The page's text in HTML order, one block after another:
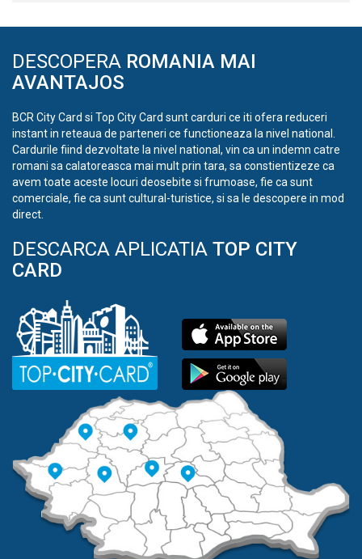
DESCOPERA ROMANIA MAI
AVANTAJOS
BCR City Card si Top City Card sunt carduri ce iti ofera reduceri
instant in reteaua de parteneri ce functioneaza la nivel national.
Cardurile fiind dezvoltate la nivel national, vin ca un indemn catre
romani sa calatoreasca mai mult prin tara, sa constientizeze ca
avem toate aceste locuri deosebite si frumoase, fie ca sunt
comerciale, fie ca sunt cultural-turistice, si sa le descopere in mod
direct.
DESCARCA APLICATIA TOP CITY
CARD